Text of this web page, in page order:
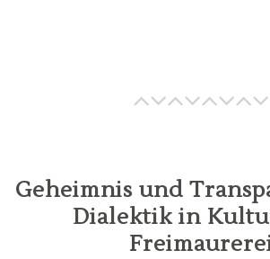
Geheimnis und
Dialektik in